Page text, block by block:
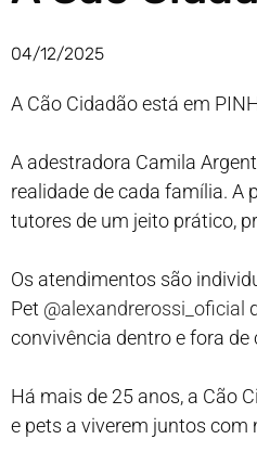
04/12/2025
A Cão Cidadão está em
A adestradora Camila
realidade de cada família. A
tutores de um jeito prático,
Os atendimentos são
Pet @alexandrerossi_oficial
convivência dentro e fora de
Há mais de 25 anos, a Cão
e pets a viverem juntos com